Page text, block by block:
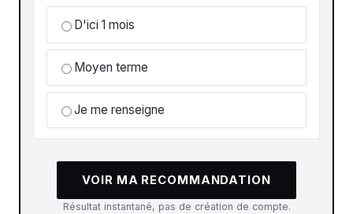
D'ici 1 mois
Moyen terme
Je me renseigne
VOIR MA RECOMMANDATION
Résultat instantané, pas de création de compte.